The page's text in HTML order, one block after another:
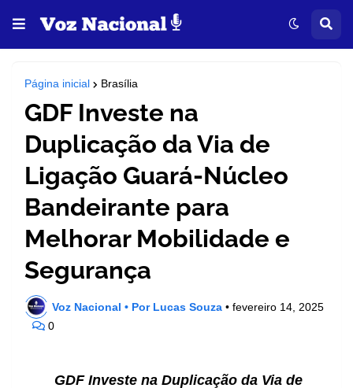
Página inicial Brasília
GDF Investe na
Duplicação da Via de
Ligação Guará-Núcleo
Bandeirante para
Melhorar Mobilidade e
Segurança
Voz Nacional • Por Lucas Souza • fevereiro 14, 2025
0
GDF Investe na Duplicação da Via de